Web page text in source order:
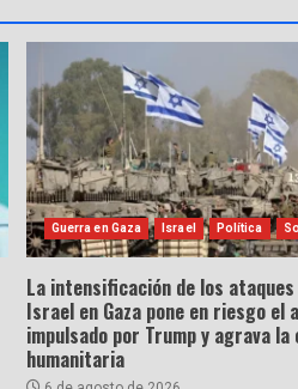
Guerra en Gaza Israel Política
La intensificación de los ataques
Israel en Gaza pone en riesgo el
impulsado por Trump y agrava
humanitaria